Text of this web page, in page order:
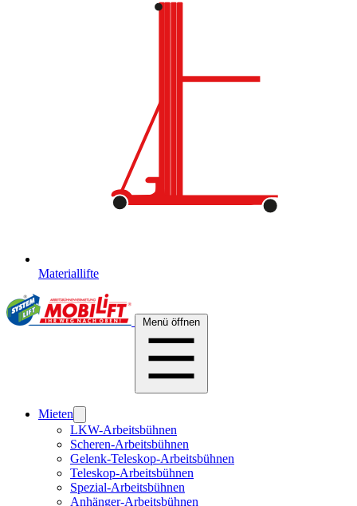
Materiallifte
Menü öffnen
Mieten
LKW-Arbeitsbühnen
Scheren-Arbeitsbühnen
Gelenk-Teleskop-Arbeitsbühnen
Teleskop-Arbeitsbühnen
Spezial-Arbeitsbühnen
Anhänger-Arbeitsbühnen